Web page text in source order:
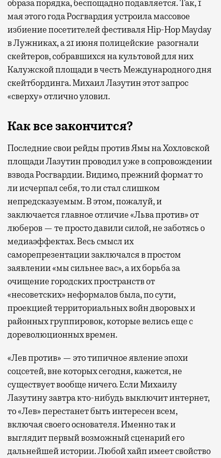
образа порядка, беспощадно подавляется. Так, 1
мая этого года Росгвардия устроила массовое
избиение посетителей фестиваля Hip-Hop Mayday
в Лужниках, а 21 июня полицейские разогнали
скейтеров, собравшихся на культовой для них
Калужской площади в честь Международного дня
скейтбординга. Михаил Лазутин этот запрос
«сверху» отлично уловил.
Как все закончится?
Последние свои рейды против Ямы на Хохловской
площади Лазутин проводил уже в сопровождении
взвода Росгвардии. Видимо, прежний формат то
ли исчерпал себя, то ли стал слишком
непредсказуемым. В этом, пожалуй, и
заключается главное отличие «Льва против» от
люберов — те просто давили силой, не заботясь о
медиаэффектах. Весь смысл их
саморепрезентации заключался в простом
заявлении «мы сильнее вас», а их борьба за
очищение городских пространств от
«несоветских» неформалов была, по сути,
проекцией территориальных войн дворовых и
районных группировок, которые велись еще с
дореволюционных времен.
«Лев против» — это типичное явление эпохи
соцсетей, вне которых сегодня, кажется, не
существует вообще ничего. Если Михаилу
Лазутину завтра кто-нибудь выключит интернет,
то «Лев» перестанет быть интересен всем,
включая своего основателя. Именно так и
выглядит первый возможный сценарий его
дальнейшей истории. Любой хайп имеет свойство